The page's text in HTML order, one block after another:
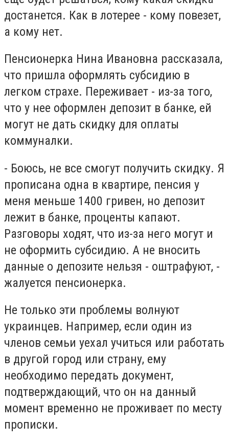
достанется. Как в лотерее - кому повезет,
а кому нет.
Пенсионерка Нина Ивановна рассказала,
что пришла оформлять субсидию в
легком страхе. Переживает - из-за того,
что у нее оформлен депозит в банке, ей
могут не дать скидку для оплаты
коммуналки.
- Боюсь, не все смогут получить скидку. Я
прописана одна в квартире, пенсия у
меня меньше 1400 гривен, но депозит
лежит в банке, проценты капают.
Разговоры ходят, что из-за него могут и
не оформить субсидию. А не вносить
данные о депозите нельзя - оштрафуют, -
жалуется пенсионерка.
Не только эти проблемы волнуют
украинцев. Например, если один из
членов семьи уехал учиться или работать
в другой город или страну, ему
необходимо передать документ,
подтверждающий, что он на данный
момент временно не проживает по месту
прописки.